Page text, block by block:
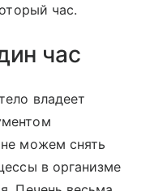
час.
час
владеет
можем снять
в организме